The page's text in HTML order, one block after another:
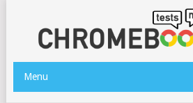
Menu